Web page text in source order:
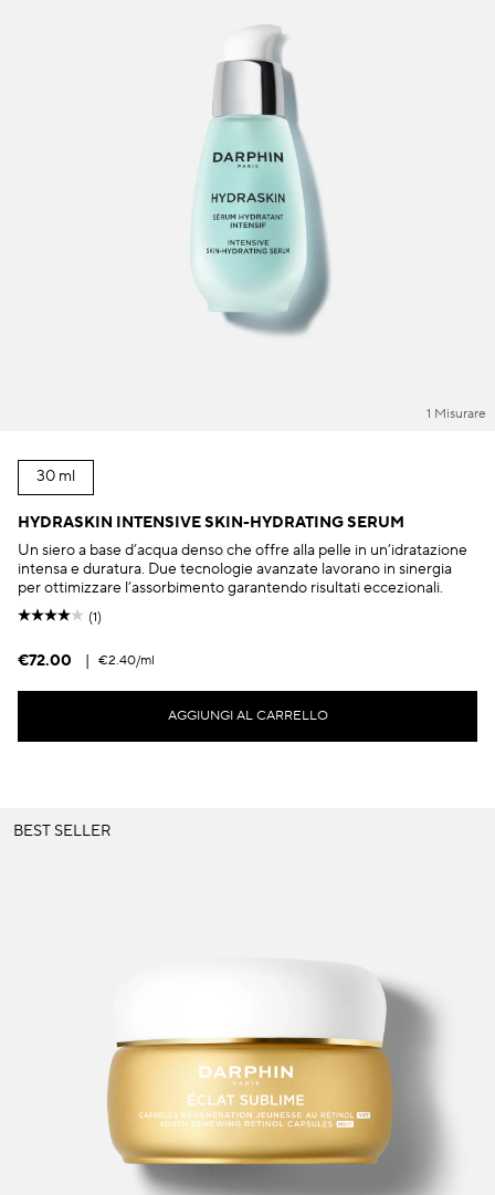
1 Misurare
30 ml
HYDRASKIN INTENSIVE SKIN-HYDRATING SERUM
Un siero a base d’acqua denso che offre alla pelle in un’idratazione
intensa e duratura. Due tecnologie avanzate lavorano in sinergia
per ottimizzare l’assorbimento garantendo risultati eccezionali.
(1)
€72.00 | €2.40/ml
AGGIUNGI AL CARRELLO
BEST SELLER